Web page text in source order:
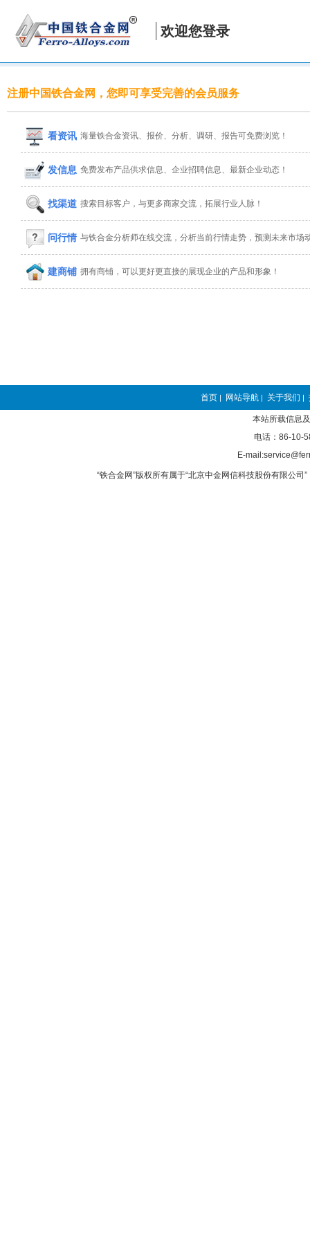
欢迎您登录
注册中国铁合金网，您即可享受完善的会员服务
看资讯 海量铁合金资讯、报价、分析、调研、报告可免费浏览！
发信息 免费发布产品供求信息、企业招聘信息、最新企业动态！
找渠道 搜索目标客户，与更多商家交流，拓展行业人脉！
问行情 与铁合金分析师在线交流，分析当前行情走势，预测未来市场
建商铺 拥有商铺，可以更好更直接的展现企业的产品和形象！
首页 | 网站导航 | 关于我们 |
本站所载信息
电话：86-10-
E-
“铁合金网”版权所有属于“北京中金网信科技股份有限公司